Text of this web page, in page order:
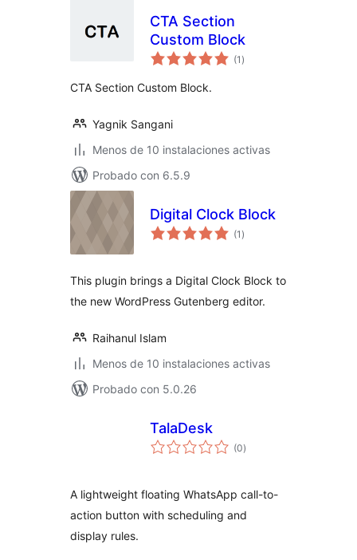
CTA Section
Custom Block
(1 evaluación
total
)
CTA Section Custom Block.
Yagnik Sangani
Menos de 10 instalaciones activas
Probado con 6.5.9
Digital Clock Block
(1 evaluación
total
)
This plugin brings a Digital Clock Block to
the new WordPress Gutenberg editor.
Raihanul Islam
Menos de 10 instalaciones activas
Probado con 5.0.26
TalaDesk
(0evaluación
total
)
A lightweight floating WhatsApp call-to-
action button with scheduling and
display rules.